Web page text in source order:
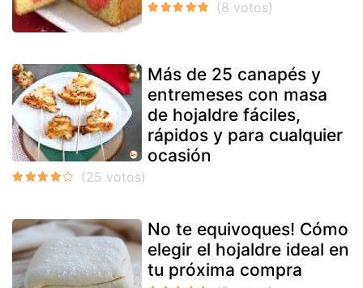
Más de 25 canapés y
entremeses con masa
de hojaldre fáciles,
rápidos y para cualquier
ocasión
No te equivoques! Cómo
elegir el hojaldre ideal en
tu próxima compra